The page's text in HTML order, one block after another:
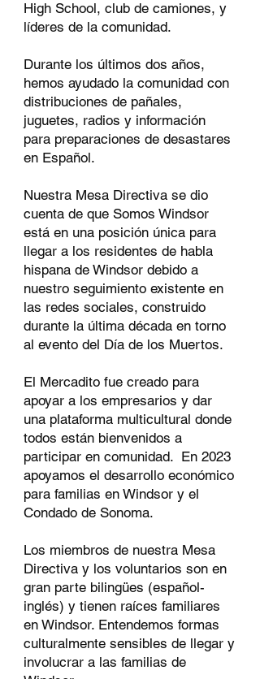
High School, club de camiones, y
líderes de la comunidad.
Durante los últimos dos años,
hemos ayudado la comunidad con
distribuciones de pañales,
juguetes, radios y información
para preparaciones de desastares
en Español.
Nuestra Mesa Directiva se dio
cuenta de que Somos Windsor
está en una posición única para
llegar a los residentes de habla
hispana de Windsor debido a
nuestro seguimiento existente en
las redes sociales, construido
durante la última década en torno
al evento del Día de los Muertos.
El Mercadito fue creado para
apoyar a los empresarios y dar
una plataforma multicultural donde
todos están bienvenidos a
participar en comunidad. En 2023
apoyamos el desarrollo económico
para familias en Windsor y el
Condado de Sonoma.
Los miembros de nuestra Mesa
Directiva y los voluntarios son en
gran parte bilingües (español-
inglés) y tienen raíces familiares
en Windsor. Entendemos formas
culturalmente sensibles de llegar y
involucrar a las familias de